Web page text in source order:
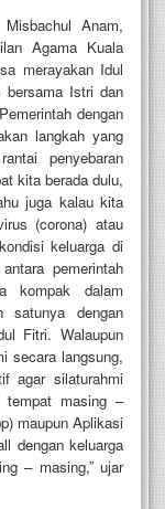
Anam,
Agama Kuala
merayakan Idul
Istri dan
dengan
langkah yang
penyebaran
kita berada dulu,
juga kalau kita
(corona) atau
keluarga di
pemerintah
kompak dalam
satunya dengan
Fitri. Walaupun
secara langsung,
agar silaturahmi
tempat masing –
maupun Aplikasi
dengan keluarga
– masing,” ujar